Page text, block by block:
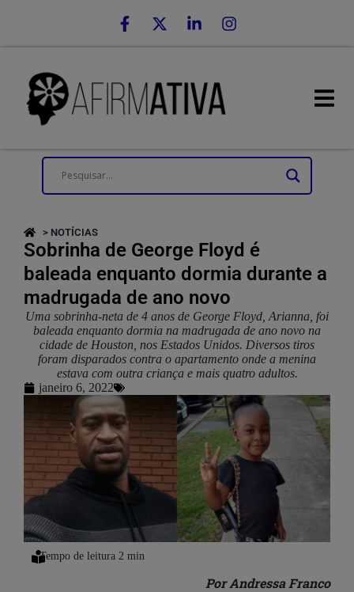
> NOTÍCIAS
Sobrinha de George Floyd é
baleada enquanto dormia durante a
madrugada de ano novo
Uma sobrinha-neta de 4 anos de George Floyd, Arianna, foi
baleada enquanto dormia na madrugada de ano novo na
cidade de Houston, nos Estados Unidos. Diversos tiros
foram disparados contra o apartamento onde a menina
estava com outra criança e mais quatro adultos.
janeiro 6, 2022
Por Andressa Franco